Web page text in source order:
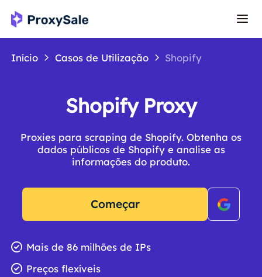
Início Casos de Utilização Shopify
Shopify Proxy
Proxies para scraping de Shopify. Obtenha os
dados públicos de Shopify e analise as
informações do produto.
Começar
Mais de 86 milhões de IPs
Preços flexíveis